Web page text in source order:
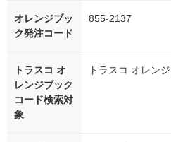
オレンジブッ
ク発注コード
855-2137
トラスコ オ
レンジブック
コード検索対
象
トラスコ オレン